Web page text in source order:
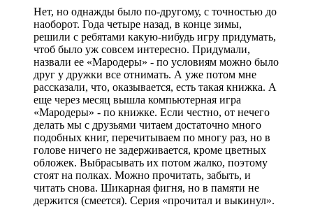
Нет, но однажды было по-другому, с точностью до
наоборот. Года четыре назад, в конце зимы,
решили с ребятами какую-нибудь игру придумать,
чтоб было уж совсем интересно. Придумали,
назвали ее «Мародеры» - по условиям можно было
друг у дружки все отнимать. А уже потом мне
рассказали, что, оказывается, есть такая книжка. А
еще через месяц вышла компьютерная игра
«Мародеры» - по книжке. Если честно, от нечего
делать мы с друзьями читаем достаточно много
подобных книг, перечитываем по многу раз, но в
голове ничего не задерживается, кроме цветных
обложек. Выбрасывать их потом жалко, поэтому
стоят на полках. Можно прочитать, забыть, и
читать снова. Шикарная фигня, но в памяти не
держится (смеется). Серия «прочитал и выкинул».